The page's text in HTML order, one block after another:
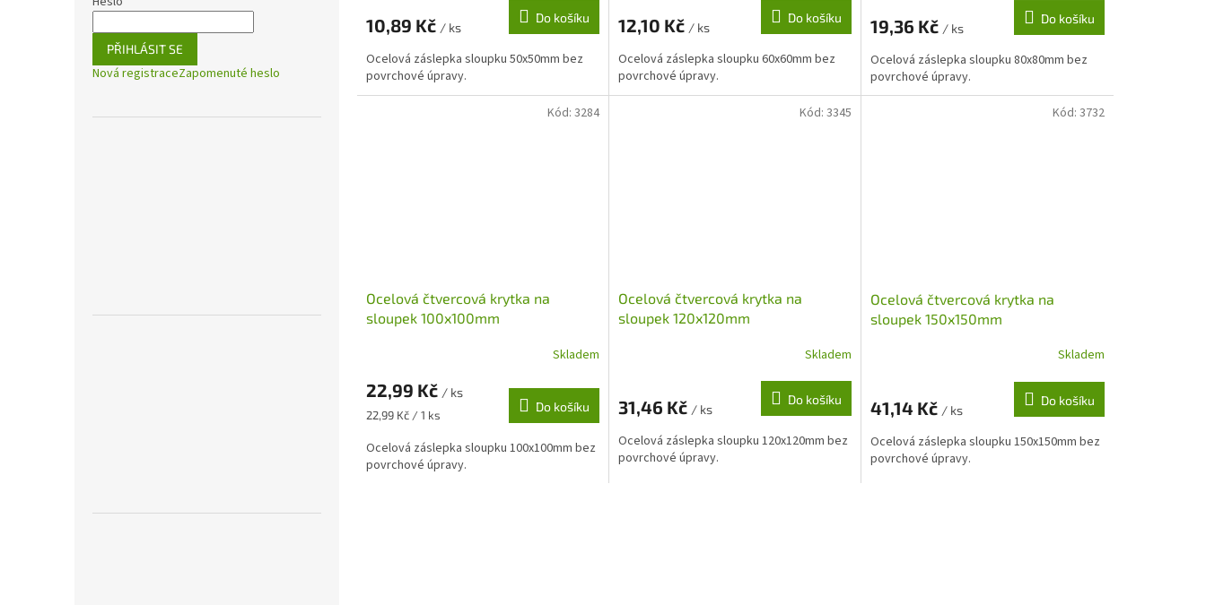
PŘIHLÁSIT SE
Nová registraceZapomenuté heslo
10,89 Kč / ks
Do košíku
Ocelová záslepka sloupku 50x50mm bez
povrchové úpravy.
12,10 Kč / ks
Do košíku
Ocelová záslepka sloupku 60x60mm bez
povrchové úpravy.
19,36 Kč / ks
Do košíku
Ocelová záslepka sloupku 80x80mm bez
povrchové úpravy.
Ocelová čtvercová krytka na
sloupek 100x100mm
Skladem
22,99 Kč / ks
Měrná
22,99 Kč / 1 ks
Do košíku
Ocelová záslepka sloupku 100x100mm bez
povrchové úpravy.
Kód: 3284
Ocelová čtvercová krytka na
sloupek 120x120mm
Skladem
31,46 Kč / ks
Do košíku
Ocelová záslepka sloupku 120x120mm bez
povrchové úpravy.
Kód: 3345
Ocelová čtvercová krytka na
sloupek 150x150mm
Skladem
41,14 Kč / ks
Do košíku
Ocelová záslepka sloupku 150x150mm bez
povrchové úpravy.
Kód: 3732